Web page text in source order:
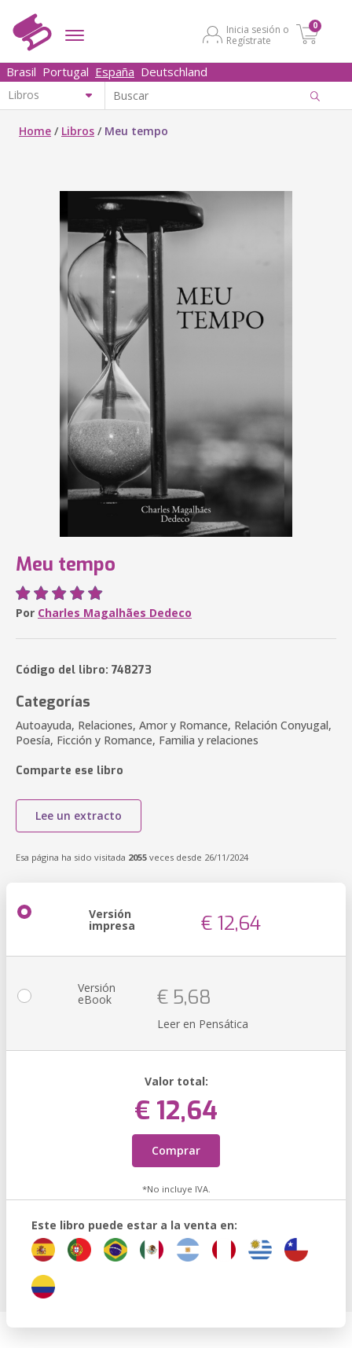
Inicia sesión o
Regístrate
0
Brasil Portugal España Deutschland
Home / Libros / Meu tempo
Meu tempo
Por Charles Magalhães Dedeco
Código del libro: 748273
Categorías
Autoayuda, Relaciones, Amor y Romance, Relación Conyugal,
Poesía, Ficción y Romance, Familia y relaciones
Comparte ese libro
Lee un extracto
Esa página ha sido visitada 2055 veces desde 26/11/2024
Versión
impresa € 12,64
Versión
eBook € 5,68
Leer en Pensática
Valor total:
€ 12,64
Comprar
*No incluye IVA.
Este libro puede estar a la venta en: